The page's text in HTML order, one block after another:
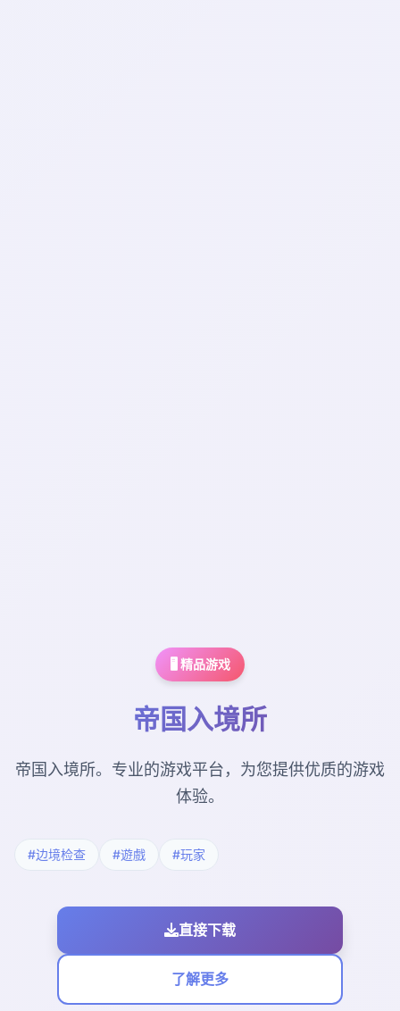
🖥️ 精品游戏
帝国入境所
帝国入境所。专业的游戏平台，为您提供优质的游戏
体验。
#边境检查 #遊戲 #玩家
直接下载
了解更多